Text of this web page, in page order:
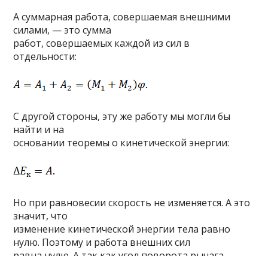
А суммарная работа, совершаемая внешними
силами, — это сумма
работ, совершаемых каждой из сил в
отдельности:
С другой стороны, эту же работу мы могли бы
найти и на
основании теоремы о кинетической энергии:
Но при равновесии скорость не изменяется. А это
значит, что
изменение кинетической энергии тела равно
нулю. Поэтому и работа внешних сил